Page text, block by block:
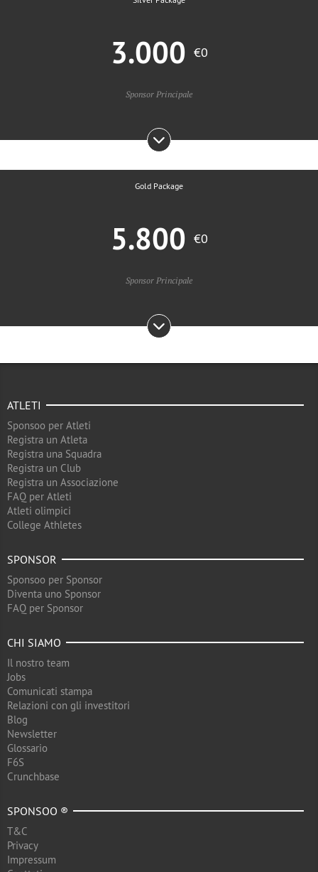
3.000 €0
Sponsor Principale
Gold Package
5.800 €0
Sponsor Principale
ATLETI
Sponsoo per Atleti
Registra un Atleta
Registra una Squadra
Registra un Club
Registra un Associazione
FAQ per Atleti
Atleti olimpici
College Athletes
SPONSOR
Sponsoo per Sponsor
Diventa uno Sponsor
FAQ per Sponsor
CHI SIAMO
Il nostro team
Jobs
Comunicati stampa
Relazioni con gli investitori
Blog
Newsletter
Glossario
F6S
Crunchbase
SPONSOO ®
T&C
Privacy
Impressum